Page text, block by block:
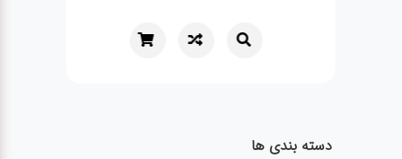
دسته بندی ها